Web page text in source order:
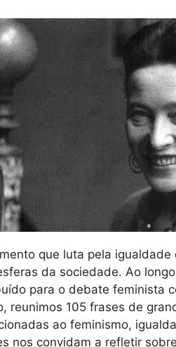
que luta pela
da sociedade. Ao
para o debate feminista
reunimos 105 frases de
ao feminismo,
nos convidam a refletir